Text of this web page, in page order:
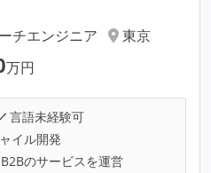
チエンジニア
東京
万円
言語未経験可
イル開発
B2Bのサービスを運営